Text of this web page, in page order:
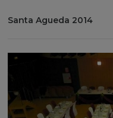
Santa Agueda 2014